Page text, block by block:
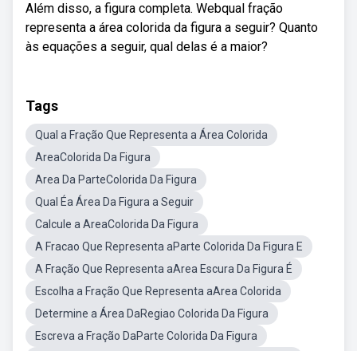
Além disso, a figura completa. Webqual fração
representa a área colorida da figura a seguir? Quanto
às equações a seguir, qual delas é a maior?
Tags
Qual a Fração Que Representa a Área Colorida
AreaColorida Da Figura
Area Da ParteColorida Da Figura
Qual Éa Área Da Figura a Seguir
Calcule a AreaColorida Da Figura
A Fracao Que Representa aParte Colorida Da Figura E
A Fração Que Representa aArea Escura Da Figura É
Escolha a Fração Que Representa aArea Colorida
Determine a Área DaRegiao Colorida Da Figura
Escreva a Fração DaParte Colorida Da Figura